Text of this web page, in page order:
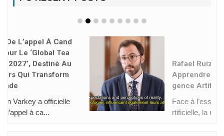
Rafael Ruiz : « Nous Devons
Apprendre À Habiter L’intelli
Gence Artificielle »
Face à l’essor de l’intelligence a
rtificielle, la néces...